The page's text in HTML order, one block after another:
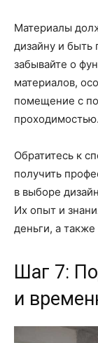
Материалы
дизайну и
забывайте о
материалов,
помещение с
проходимостью.
Обратитесь к
получить
в выборе
Их опыт и
деньги, а
Шаг 7:
и